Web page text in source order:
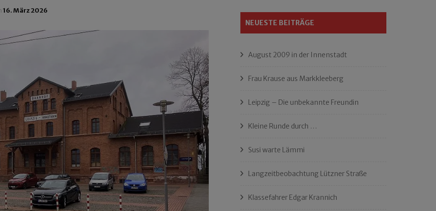
16. März 2026
NEUESTE BEITRÄGE
August 2009 in der Innenstadt
Frau Krause aus Markkleeberg
Leipzig – Die unbekannte Freundin
Kleine Runde durch …
Susi warte Lämmi
Langzeitbeobachtung Lützner Straße
Klassefahrer Edgar Krannich